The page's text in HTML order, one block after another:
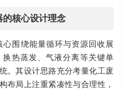
核心设计理念
心围绕能量循环与资源回收展
热蒸发、气液分离等关键单
。其设计思路充分考量化工废
布局上注重紧凑性与合理性，